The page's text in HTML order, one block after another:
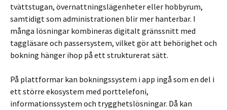
tvättstugan, övernattningslägenheter eller hobbyrum,
samtidigt som administrationen blir mer hanterbar. I
många lösningar kombineras digitalt gränssnitt med
taggläsare och passersystem, vilket gör att behörighet och
bokning hänger ihop på ett strukturerat sätt.
På plattformar kan bokningssystem i app ingå som en del i
ett större ekosystem med porttelefoni,
informationssystem och trygghetslösningar. Då kan